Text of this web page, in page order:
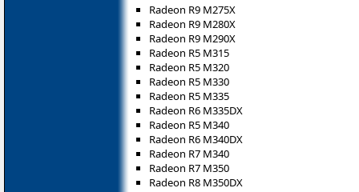
Radeon R9 M275X
Radeon R9 M280X
Radeon R9 M290X
Radeon R5 M315
Radeon R5 M320
Radeon R5 M330
Radeon R5 M335
Radeon R6 M335DX
Radeon R5 M340
Radeon R6 M340DX
Radeon R7 M340
Radeon R7 M350
Radeon R8 M350DX